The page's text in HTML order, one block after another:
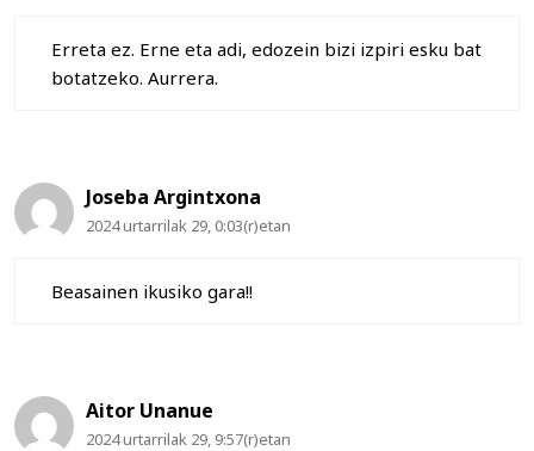
Erreta ez. Erne eta adi, edozein bizi izpiri esku bat
botatzeko. Aurrera.
Joseba Argintxona
2024 urtarrilak 29, 0:03(r)etan
Beasainen ikusiko gara!!
Aitor Unanue
2024 urtarrilak 29, 9:57(r)etan